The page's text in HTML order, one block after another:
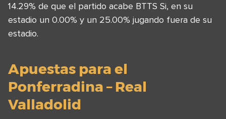
14.29% de que el partido acabe BTTS Si, en su
estadio un 0.00% y un 25.00% jugando fuera de su
estadio.
Apuestas para el
Ponferradina – Real
Valladolid